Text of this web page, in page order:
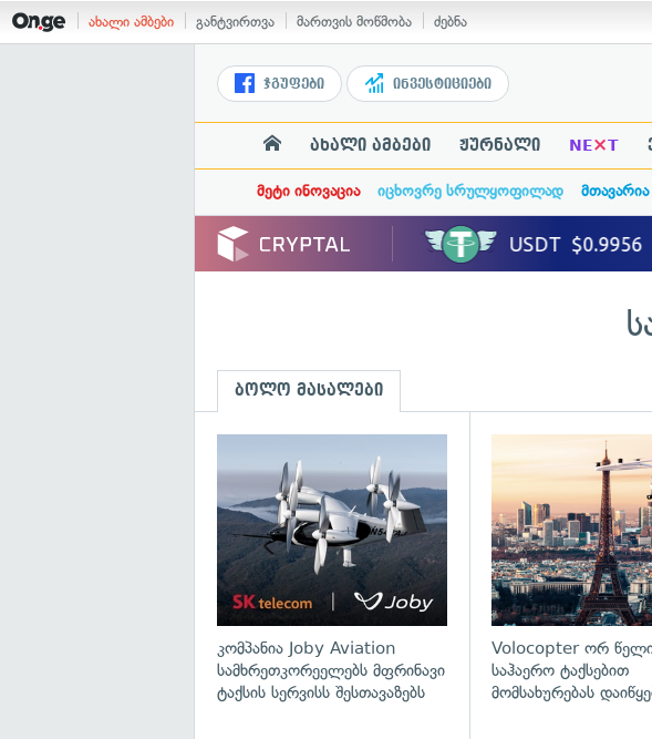
ახალი ამბები განტვირთვა მართვის მოწმობა ძებნა
ჯგუფები ინვესტიციები
ახალი ამბები ჟურნალი NE×T
მეტი ინოვაცია იცხოვრე სრულყოფილად
ბოლო მასალები
კომპანია Joby Aviation
სამხრეთკორეელებს მფრინავი
ტაქსის სერვისს შესთავაზებს
Volocopter ორ
საჰაერო ტაქსებით
მომსახურებას